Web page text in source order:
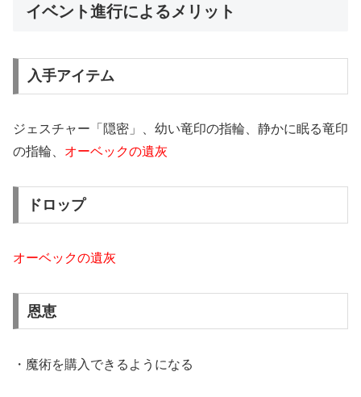
イベント進行によるメリット
入手アイテム
ジェスチャー「隠密」、幼い竜印の指輪、静かに眠る竜印
の指輪、 オーベックの遺灰
ドロップ
オーベックの遺灰
恩恵
・魔術を購入できるようになる